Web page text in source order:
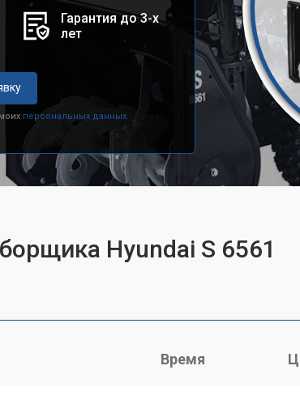
Гарантия до 3-х
лет
персональных данных.
Hyundai S 6561
Время